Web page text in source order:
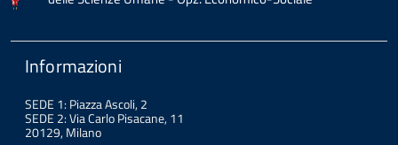
Informazioni
SEDE 1: Piazza Ascoli, 2
SEDE 2: Via Carlo Pisacane, 11
20129, Milano